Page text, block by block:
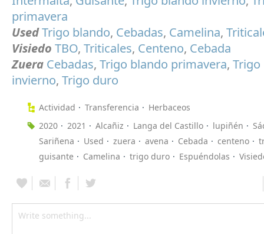
primavera
UsedTrigo blando, Cebadas, Camelina,
Visiedo TBO, Triticales, Centeno, Cebada
Zuera Cebadas, Trigo blando primavera,
invierno, Trigo duro
Actividad Transferencia
Herbaceos
2020
2021 Alcañiz Langa del Castillo lupiñén
Sariñena
Used zuera avena Cebada centeno
guisante
Camelina trigo duro Espuéndolas